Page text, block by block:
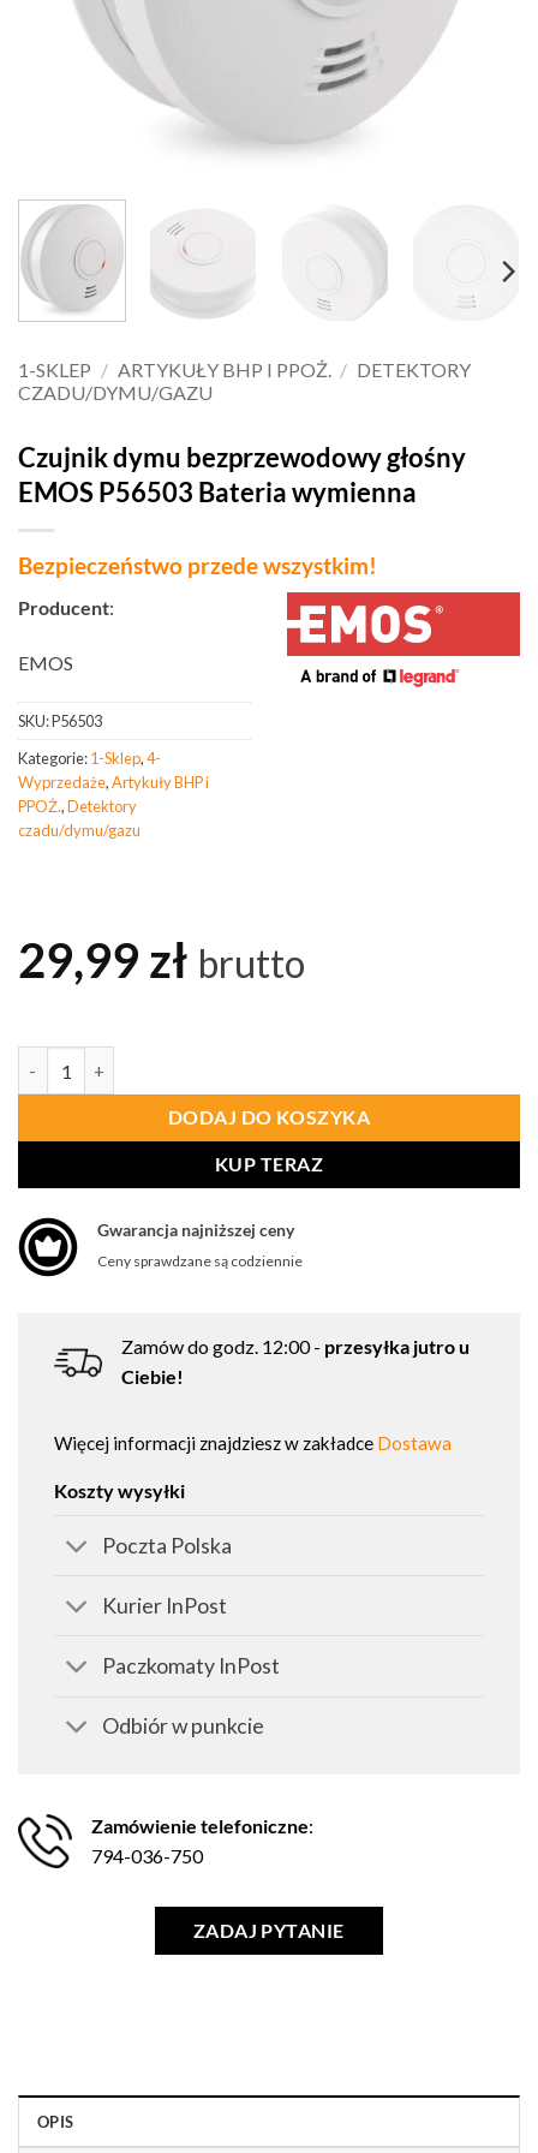
1-SKLEP / ARTYKUŁY BHP I PPOŻ. / DETEKTORY
CZADU/DYMU/GAZU
Czujnik dymu bezprzewodowy głośny
EMOS P56503 Bateria wymienna
Bezpieczeństwo przede wszystkim!
Producent:
EMOS
SKU:P56503
Kategorie:1-Sklep,4-
Wyprzedaże,Artykuły BHP i
PPOŻ.,Detektory
czadu/dymu/gazu
29,99 zł brutto
DODAJ DO KOSZYKA
KUP TERAZ
Gwarancja najniższej ceny
Ceny sprawdzane są codziennie
Zamów do godz. 12:00 - przesyłka jutro u
Ciebie!
Więcej informacji znajdziesz w zakładce Dostawa
Koszty wysyłki
Poczta Polska
Kurier InPost
Paczkomaty InPost
Odbiór w punkcie
Zamówienie telefoniczne:
794-036-750
ZADAJ PYTANIE
OPIS